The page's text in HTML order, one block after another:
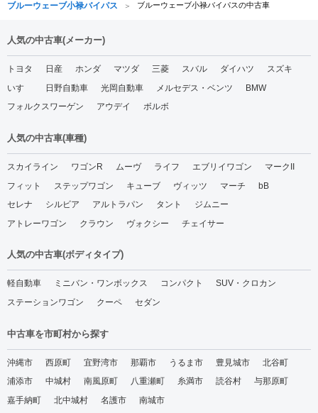
ブルーウェーブ小禄バイパス
ブルーウェーブ小禄バイパスの中古車
人気の中古車(メーカー)
トヨタ 日産 ホンダ マツダ 三菱 スバル ダイハツ
スズキ
いすゞ
日野自動車 光岡自動車 メルセデス・ベンツ
BMW
フォルクスワーゲン
アウデイ ボルボ
人気の中古車(車種)
スカイライン ワゴンR ムーヴ ライフ エブリイワゴン
マークII
フィット
ステップワゴン キューブ ヴィッツ マーチ
bB
セレナ
シルビア アルトラパン タント
ジムニー
アトレーワゴン
クラウン ヴォクシー チェイサー
人気の中古車(ボディタイプ)
軽自動車 ミニバン・ワンボックス コンパクト
SUV・クロカン
ステーションワゴン
クーペ セダン
中古車を市町村から探す
沖縄市 西原町 宜野湾市 那覇市 うるま市 豊見城市
北谷町
浦添市
中城村 南風原町 八重瀬町 糸満市 読谷村
与那原町
嘉手納町
北中城村 名護市 南城市